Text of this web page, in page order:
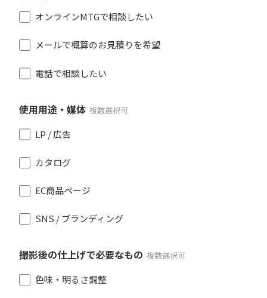
オンラインMTGで相談したい
メールで概算のお見積りを希望
電話で相談したい
使用用途・媒体 複数選択可
LP / 広告
カタログ
EC商品ページ
SNS / ブランディング
撮影後の仕上げで必要なもの 複数選択可
色味・明るさ調整